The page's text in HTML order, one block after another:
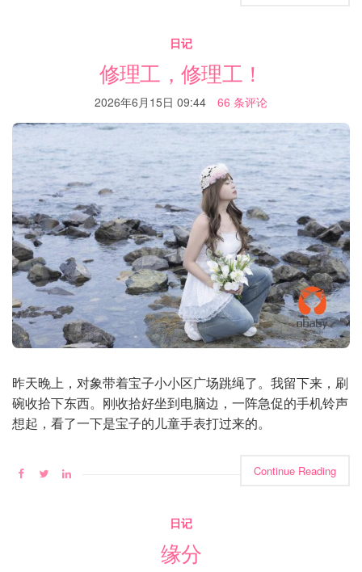
日记
修理工，修理工！
2026年6月15日 09:44 66 条评论
昨天晚上，对象带着宝子小小区广场跳绳了。我留下来，刷
碗收拾下东西。刚收拾好坐到电脑边，一阵急促的手机铃声
想起，看了一下是宝子的儿童手表打过来的。
Continue Reading
日记
缘分